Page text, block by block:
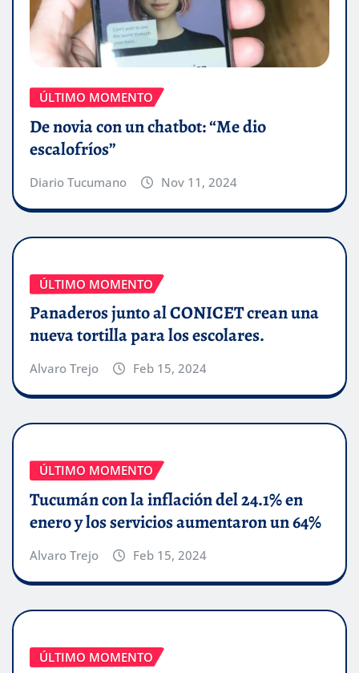
ÚLTIMO MOMENTO
De novia con un chatbot: “Me dio
escalofríos”
Diario Tucumano Nov 11, 2024
ÚLTIMO MOMENTO
Panaderos junto al CONICET crean una
nueva tortilla para los escolares.
Alvaro Trejo Feb 15, 2024
ÚLTIMO MOMENTO
Tucumán con la inflación del 24.1% en
enero y los servicios aumentaron un 64%
Alvaro Trejo Feb 15, 2024
ÚLTIMO MOMENTO